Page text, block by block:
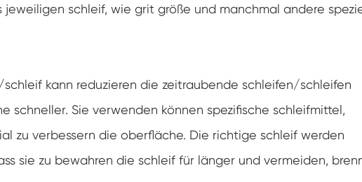
schleif, wie grit größe und manchmal andere
kann reduzieren die zeitraubende schleifen/schleifen
schneller. Sie verwenden können spezifische schleifmittel,
zu verbessern die oberfläche. Die richtige schleif werden
sie zu bewahren die schleif für länger und vermeiden,